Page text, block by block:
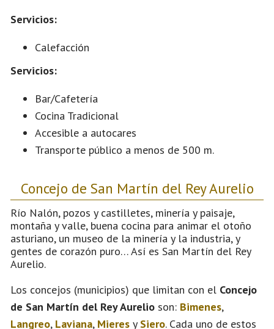
Servicios:
Calefacción
Servicios:
Bar/Cafetería
Cocina Tradicional
Accesible a autocares
Transporte público a menos de 500 m.
Concejo de San Martín del Rey Aurelio
Río Nalón, pozos y castilletes, minería y paisaje,
montaña y valle, buena cocina para animar el otoño
asturiano, un museo de la minería y la industria, y
gentes de corazón puro… Así es San Martín del Rey
Aurelio.
Los concejos (municipios) que limitan con el Concejo
de San Martín del Rey Aurelio son: Bimenes,
Langreo, Laviana, Mieres y Siero. Cada uno de estos